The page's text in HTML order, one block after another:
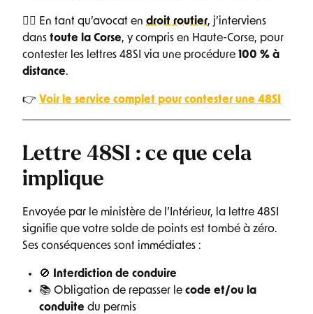
👨‍⚖️ En tant qu’avocat en droit routier, j’interviens
dans toute la Corse, y compris en Haute-Corse, pour
contester les lettres 48SI via une procédure 100 % à
distance.
👉 Voir le service complet pour contester une 48SI
Lettre 48SI : ce que cela
implique
Envoyée par le ministère de l’Intérieur, la lettre 48SI
signifie que votre solde de points est tombé à zéro.
Ses conséquences sont immédiates :
🚫
Interdiction de conduire
📚 Obligation de repasser le code et/ou la
conduite du permis